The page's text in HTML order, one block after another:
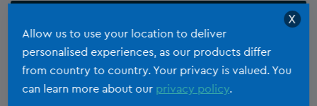
X
Allow us to use your location to deliver
personalised experiences, as our products differ
from country to country. Your privacy is valued. You
can learn more about ourprivacy policy.